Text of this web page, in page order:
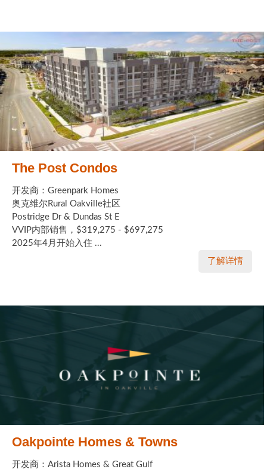
The Post Condos
开发商：Greenpark Homes
奥克维尔Rural Oakville社区
Postridge Dr & Dundas St E
VVIP内部销售，$319,275 - $697,275
2025年4月开始入住 ...
了解详情
Oakpointe Homes & Towns
开发商：Arista Homes & Great Gulf